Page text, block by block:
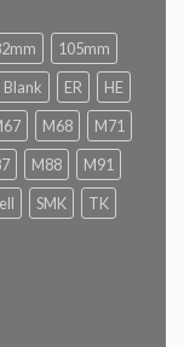
105mm
Blank ER
HE
M68
M71
M88
M91
SMK
TK